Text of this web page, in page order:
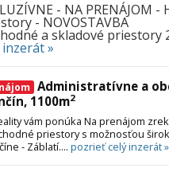
- NA PRENÁJOM
- NOVOSTAVBA
a skladové priestory
inzerát »
Administratívne a
1100m2
vám ponúka Na prenájom
priestory s možnosťou
- Záblatí.... pozrieť celý inzerát »